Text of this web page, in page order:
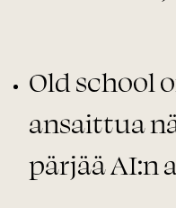
Old school
ansaittua
pärjää AI:n